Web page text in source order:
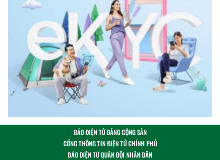
BÁO ĐIỆN TỬ ĐẢNG CỘNG SẢN
CỔNG THÔNG TIN ĐIỆN TỬ CHÍNH PHỦ
BÁO ĐIỆN TỬ QUÂN ĐỘI NHÂN DÂN